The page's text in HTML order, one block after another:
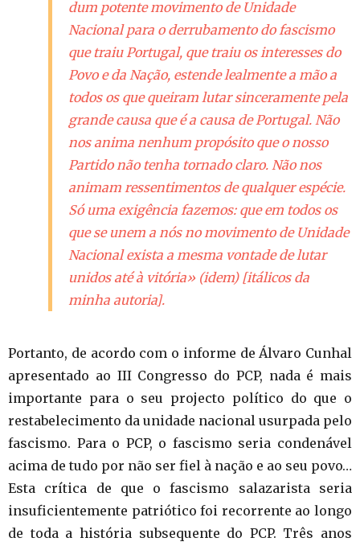
dum potente movimento de Unidade
Nacional para o derrubamento do fascismo
que traiu Portugal, que traiu os interesses do
Povo e da Nação, estende lealmente a mão a
todos os que queiram lutar sinceramente pela
grande causa que é a causa de Portugal. Não
nos anima nenhum propósito que o nosso
Partido não tenha tornado claro. Não nos
animam ressentimentos de qualquer espécie.
Só uma exigência fazemos: que em todos os
que se unem a nós no movimento de Unidade
Nacional exista a mesma vontade de lutar
unidos até à vitória» (idem) [itálicos da
minha autoria].
Portanto, de acordo com o informe de Álvaro Cunhal
apresentado ao III Congresso do PCP, nada é mais
importante para o seu projecto político do que o
restabelecimento da unidade nacional usurpada pelo
fascismo. Para o PCP, o fascismo seria condenável
acima de tudo por não ser fiel à nação e ao seu povo…
Esta crítica de que o fascismo salazarista seria
insuficientemente patriótico foi recorrente ao longo
de toda a história subsequente do PCP. Três anos